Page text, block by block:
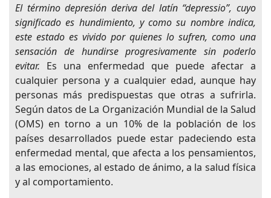
El término depresión deriva del latín “depressio”, cuyo
significado es hundimiento, y como su nombre indica,
este estado es vivido por quienes lo sufren, como una
sensación de hundirse progresivamente sin poderlo
evitar. Es una enfermedad que puede afectar a
cualquier persona y a cualquier edad, aunque hay
personas más predispuestas que otras a sufrirla.
Según datos de La Organización Mundial de la Salud
(OMS) en torno a un 10% de la población de los
países desarrollados puede estar padeciendo esta
enfermedad mental, que afecta a los pensamientos,
a las emociones, al estado de ánimo, a la salud física
y al comportamiento.